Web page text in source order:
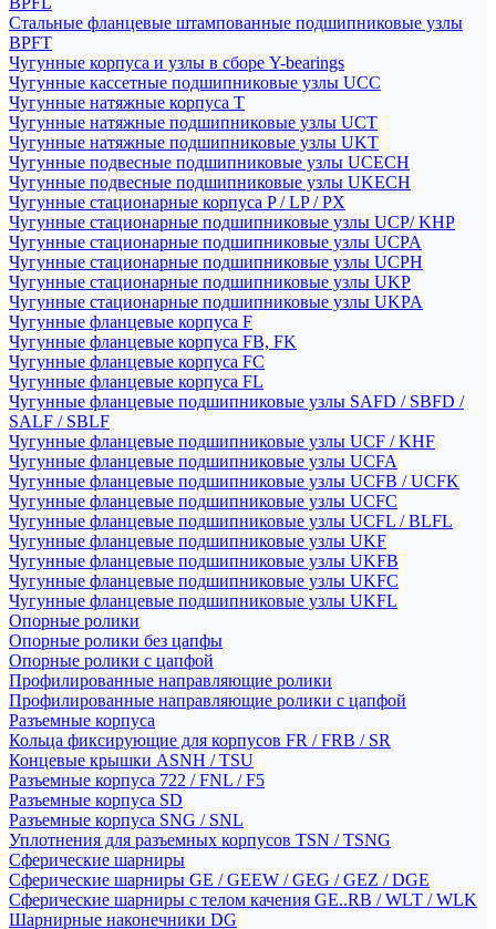
Стальные фланцевые штампованные подшипниковые узлы
BPFT
Чугунные корпуса и узлы в сборе Y-bearings
Чугунные кассетные подшипниковые узлы UCC
Чугунные натяжные корпуса T
Чугунные натяжные подшипниковые узлы UCT
Чугунные натяжные подшипниковые узлы UKT
Чугунные подвесные подшипниковые узлы UCECH
Чугунные подвесные подшипниковые узлы UKECH
Чугунные стационарные корпуса P / LP / PX
Чугунные стационарные подшипниковые узлы UCP/ KHP
Чугунные стационарные подшипниковые узлы UCPA
Чугунные стационарные подшипниковые узлы UCPH
Чугунные стационарные подшипниковые узлы UKP
Чугунные стационарные подшипниковые узлы UKPA
Чугунные фланцевые корпуса F
Чугунные фланцевые корпуса FB, FK
Чугунные фланцевые корпуса FC
Чугунные фланцевые корпуса FL
Чугунные фланцевые подшипниковые узлы SAFD / SBFD /
SALF / SBLF
Чугунные фланцевые подшипниковые узлы UCF / KHF
Чугунные фланцевые подшипниковые узлы UCFA
Чугунные фланцевые подшипниковые узлы UCFB / UCFK
Чугунные фланцевые подшипниковые узлы UCFC
Чугунные фланцевые подшипниковые узлы UCFL / BLFL
Чугунные фланцевые подшипниковые узлы UKF
Чугунные фланцевые подшипниковые узлы UKFB
Чугунные фланцевые подшипниковые узлы UKFC
Чугунные фланцевые подшипниковые узлы UKFL
Опорные ролики
Опорные ролики без цапфы
Опорные ролики с цапфой
Профилированные направляющие ролики
Профилированные направляющие ролики с цапфой
Разъемные корпуса
Кольца фиксирующие для корпусов FR / FRB / SR
Концевые крышки ASNH / TSU
Разъемные корпуса 722 / FNL / F5
Разъемные корпуса SD
Разъемные корпуса SNG / SNL
Уплотнения для разъемных корпусов TSN / TSNG
Сферические шарниры
Сферические шарниры GE / GEEW / GEG / GEZ / DGE
Сферические шарниры с телом качения GE..RB / WLT / WLK
Шарнирные наконечники DG